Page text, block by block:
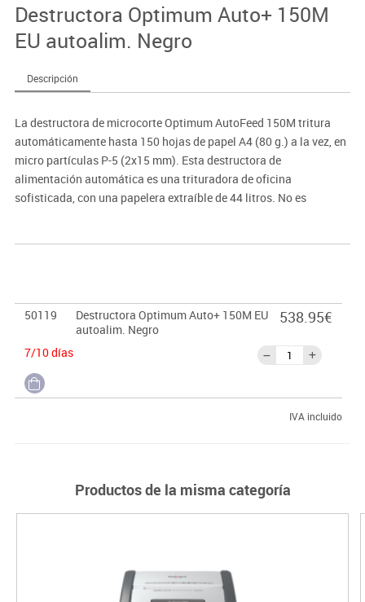
Destructora Optimum Auto+ 150M
EU autoalim. Negro
Descripción
La destructora de microcorte Optimum AutoFeed 150M tritura
automáticamente hasta 150 hojas de papel A4 (80 g.) a la vez, en
micro partículas P-5 (2x15 mm). Esta destructora de
alimentación automática es una trituradora de oficina
sofisticada, con una papelera extraíble de 44 litros. No es
50119
Destructora Optimum Auto+ 150M EU
autoalim. Negro
7/10 días
538.95€
IVA incluido
Productos de la misma categoría